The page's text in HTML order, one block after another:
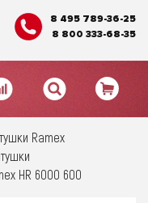
8 495 789-36-25
8 800 333-68-35
Ramex
HR 6000 600